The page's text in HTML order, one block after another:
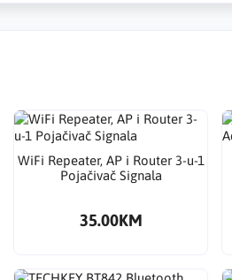
WiFi Repeater, AP i Router 3-u-1
Pojačivač Signala
35.00KM